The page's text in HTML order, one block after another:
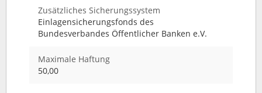
Zusätzliches Sicherungssystem
Einlagensicherungsfonds des
Bundesverbandes Öffentlicher Banken e.V.
Maximale Haftung
50,00